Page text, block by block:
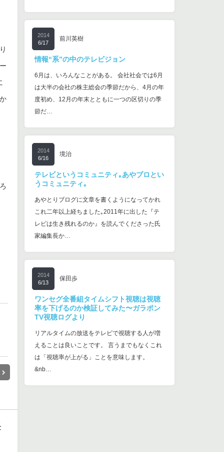
2014
6/17
前川英樹
情報“系”の中のテレビジョン
6月は、いろんなことがある。 会社社会では6月
は大半の会社の株主総会の季節だから、4月の年
度初め、12月の年末とともに一つの区切りの季
節だ…
2014
6/16
境治
テレビというコミュニティ｡あやブロとい
うコミュニティ｡
あやとりブログに文章を書くようになってかれ
これ二年以上経ちました｡2011年に出した『テ
レビは生き残れるのか』を読んでくださった氏
家編集長か…
2014
6/13
保田歩
ワンセグ全番組タイムシフト視聴は視聴
率を下げるのか検証してみた〜ガラポン
TV視聴ログより
リアルタイムの放送をテレビで視聴する人が増
えることは良いことです。 言うまでもなくこれ
は「視聴率が上がる」ことを意味します。
&nb…